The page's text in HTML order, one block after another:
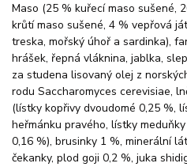
Maso (25 % kuřecí maso sušené,
krůtí maso sušené, 4 % vepřová
treska, mořský úhoř a sardinka),
hrášek, řepná vláknina, jablka,
za studena lisovaný olej z
rodu Saccharomyces cerevisiae,
(lístky kopřivy dvoudomé 0,25 %,
heřmánku pravého, lístky
0,16 %), brusinky 1 %, minerální
čekanky, plod goji 0,2 %, juka